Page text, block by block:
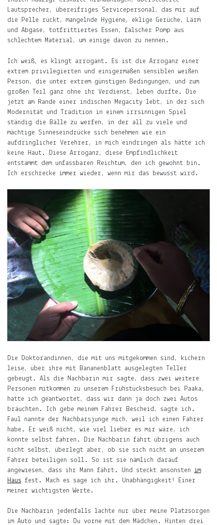
das
Leben
Indien
Deutschland.
Mehr
erfährst
hier
keine
Gib
deine
Mail-
Adresse
und
erfährst,
wenn
was
Neues
Mail-
Adresse
Abonnieren
Gern
gelesen
Die
Welt
in
die
schließen.
Mary
Lautsprecher, übereifriges Servicepersonal, das mir auf
die Pelle rückt, mangelnde Hygiene, eklige Gerüche, Lärm
und Abgase, totfrittiertes Essen, falscher Pomp aus
schlechtem Material, um einige davon zu nennen.
Ich weiß, es klingt arrogant. Es ist die Arroganz einer
extrem privilegierten und einigermaßen sensiblen weißen
Person, die unter extrem günstigen Bedingungen, und zum
großen Teil ganz ohne ihr Verdienst, leben durfte. Die
jetzt am Rande einer indischen Megacity lebt, in der sich
Modernität und Tradition in einem irrsinnigen Spiel
ständig die Bälle zu werfen, in der all zu viele und
mächtige Sinneseindrücke sich benehmen wie ein
aufdringlicher Verehrer, in mich eindringen als hätte ich
keine Haut. Diese Arroganz, diese Empfindlichkeit
entstammt dem unfassbaren Reichtum, den ich gewohnt bin.
Ich erschrecke immer wieder, wenn mir das bewusst wird.
Die Doktorandinnen, die mit uns mitgekommen sind, kichern
leise, über ihre mit Bananenblatt ausgelegten Teller
gebeugt. Als die Nachbarin mir sagte, dass zwei weitere
Personen mitkommen zu unserem Frühstücksbesuch bei Paaka,
hatte ich geantwortet, dass wir dann ja doch zwei Autos
bräuchten. Ich gebe meinem Fahrer Bescheid, sagte ich.
Faul nannte der Nachbarsjunge mich, weil ich einen Fahrer
habe. Er weiß nicht, wie viel lieber es mir wäre, ich
könnte selbst fahren. Die Nachbarin fährt übrigens auch
nicht selbst, überlegt aber, ob sie sich nicht an unserem
Fahrer beteiligen soll. So ist sie nämlich darauf
angewiesen, dass ihr Mann fährt. Und steckt ansonsten im
Haus fest. Mach es sage ich ihr. Unabhängigkeit! Einer
meiner wichtigsten Werte.
Die Nachbarin jedenfalls lachte nur über meine Platzsorgen
im Auto und sagte: Du vorne mit dem Mädchen. Hinten drei